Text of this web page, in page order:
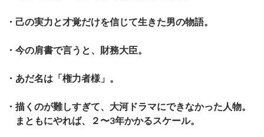
・己の実力と才覚だけを信じて生きた男の物語。
・今の肩書で言うと、財務大臣。
・あだ名は「権力者様」。
・描くのが難しすぎて、大河ドラマにできなかった人物。
まともにやれば、２〜3年かかるスケール。